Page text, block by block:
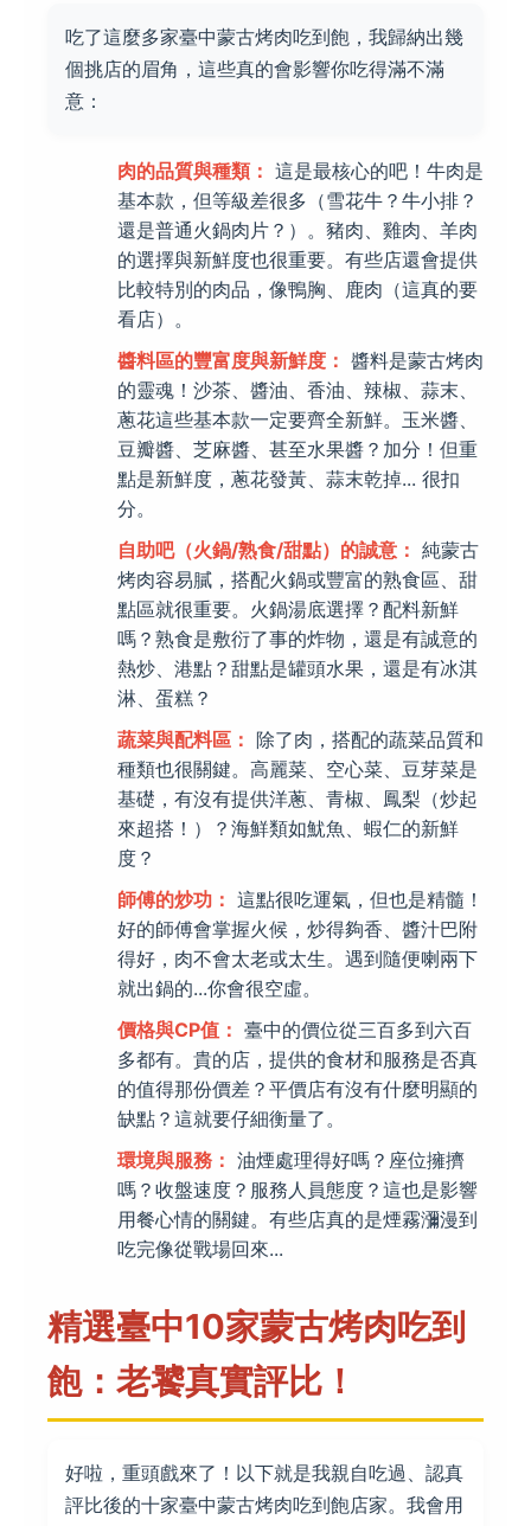
吃了這麼多家臺中蒙古烤肉吃到飽，我歸納出幾
個挑店的眉角，這些真的會影響你吃得滿不滿
意：
肉的品質與種類： 這是最核心的吧！牛肉是
基本款，但等級差很多（雪花牛？牛小排？
還是普通火鍋肉片？）。豬肉、雞肉、羊肉
的選擇與新鮮度也很重要。有些店還會提供
比較特別的肉品，像鴨胸、鹿肉（這真的要
看店）。
醬料區的豐富度與新鮮度： 醬料是蒙古烤肉
的靈魂！沙茶、醬油、香油、辣椒、蒜末、
蔥花這些基本款一定要齊全新鮮。玉米醬、
豆瓣醬、芝麻醬、甚至水果醬？加分！但重
點是新鮮度，蔥花發黃、蒜末乾掉... 很扣
分。
自助吧（火鍋/熟食/甜點）的誠意： 純蒙古
烤肉容易膩，搭配火鍋或豐富的熟食區、甜
點區就很重要。火鍋湯底選擇？配料新鮮
嗎？熟食是敷衍了事的炸物，還是有誠意的
熱炒、港點？甜點是罐頭水果，還是有冰淇
淋、蛋糕？
蔬菜與配料區： 除了肉，搭配的蔬菜品質和
種類也很關鍵。高麗菜、空心菜、豆芽菜是
基礎，有沒有提供洋蔥、青椒、鳳梨（炒起
來超搭！）？海鮮類如魷魚、蝦仁的新鮮
度？
師傅的炒功： 這點很吃運氣，但也是精髓！
好的師傅會掌握火候，炒得夠香、醬汁巴附
得好，肉不會太老或太生。遇到隨便喇兩下
就出鍋的...你會很空虛。
價格與CP值： 臺中的價位從三百多到六百
多都有。貴的店，提供的食材和服務是否真
的值得那份價差？平價店有沒有什麼明顯的
缺點？這就要仔細衡量了。
環境與服務： 油煙處理得好嗎？座位擁擠
嗎？收盤速度？服務人員態度？這也是影響
用餐心情的關鍵。有些店真的是煙霧瀰漫到
吃完像從戰場回來...
精選臺中10家蒙古烤肉吃到
飽：老饕真實評比！
好啦，重頭戲來了！以下就是我親自吃過、認真
評比後的十家臺中蒙古烤肉吃到飽店家。我會用